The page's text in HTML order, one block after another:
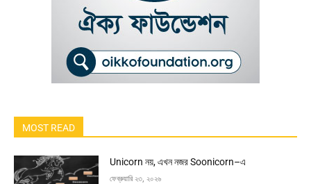
MOST READ
Unicorn নয়, এখন নজর Soonicorn–এ
ফেব্রুয়ারি ২৩, ২০২৬